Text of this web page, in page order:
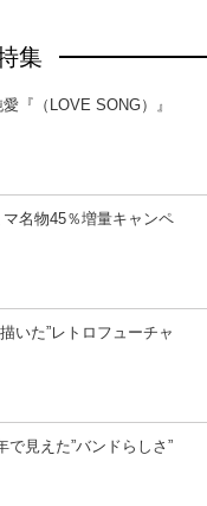
集
『（LOVE SONG）』
名物45％増量キャンペ
いた”レトロフューチャ
見えた”バンドらしさ”